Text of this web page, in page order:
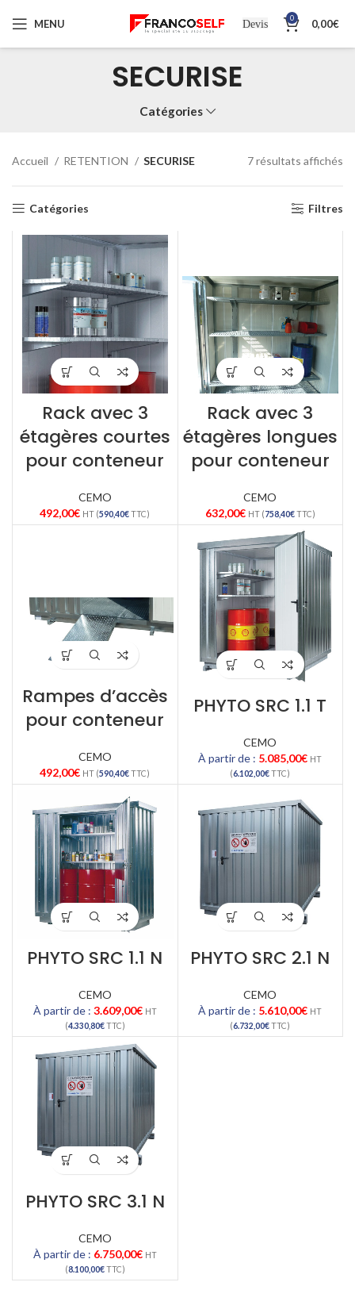
MENU Devis 0 0,00€
SECURISE
Catégories
Accueil RETENTION SECURISE 7 résultats affichés
Catégories Filtres
Rack avec 3
étagères courtes
pour conteneur
CEMO
492,00€ HT (590,40€TTC)
Rack avec 3
étagères longues
pour conteneur
CEMO
632,00€ HT (758,40€TTC)
Rampes d’accès
pour conteneur
CEMO
492,00€ HT (590,40€TTC)
PHYTO SRC 1.1 T
CEMO
À partir de : 5.085,00€ HT
(6.102,00€TTC)
PHYTO SRC 1.1 N
CEMO
À partir de : 3.609,00€ HT
(4.330,80€TTC)
PHYTO SRC 2.1 N
CEMO
À partir de : 5.610,00€ HT
(6.732,00€TTC)
PHYTO SRC 3.1 N
CEMO
À partir de : 6.750,00€ HT
(8.100,00€TTC)